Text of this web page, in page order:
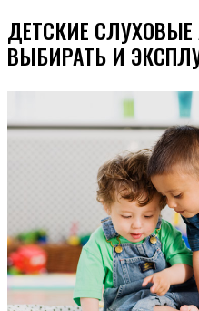
ДЕТСКИЕ
ВЫБИРАТЬ И